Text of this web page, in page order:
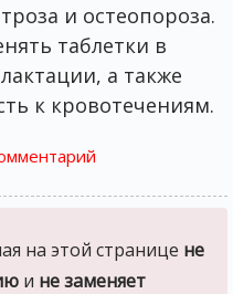
и остеопороза.
таблетки в
а также
к кровотечениям.
на этой странице не
и не заменяет